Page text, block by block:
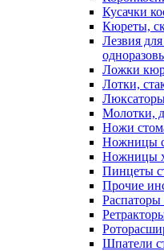
Кусачки
Кюреты,
Лезвия
Ложки
Лотки,
Молотки,
Ножи
Ножницы
Ножницы
Пинцеты
Прочие
Распаторы
Шпатели